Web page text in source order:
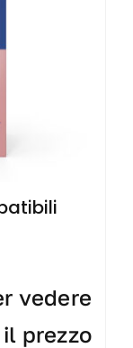
vedere
il prezzo